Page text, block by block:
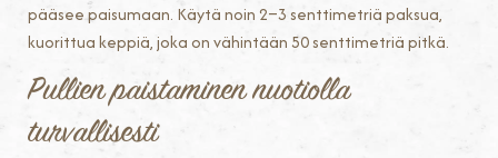
pääsee paisumaan. Käytä noin 2–3 senttimetriä paksua,
kuorittua keppiä, joka on vähintään 50 senttimetriä pitkä.
Pullien paistaminen nuotiolla
turvallisesti